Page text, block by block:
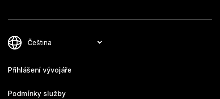
Přihlášení vývojáře
Podmínky služby